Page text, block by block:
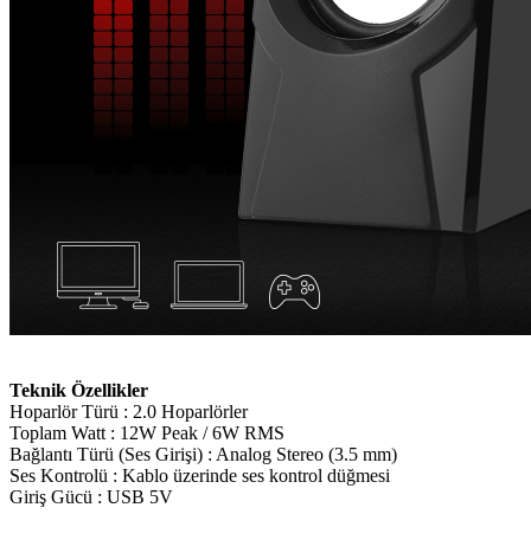
Teknik Özellikler
Hoparlör Türü : 2.0 Hoparlörler
Toplam Watt : 12W Peak / 6W RMS
Bağlantı Türü (Ses Girişi) : Analog Stereo (3.5 mm)
Ses Kontrolü : Kablo üzerinde ses kontrol düğmesi
Giriş Gücü : USB 5V